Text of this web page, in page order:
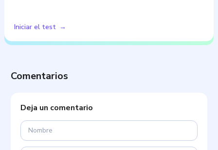
Iniciar el test
Comentarios
Deja un comentario